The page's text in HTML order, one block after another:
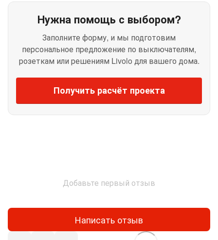
Нужна помощь с выбором?
Заполните форму, и мы подготовим
персональное предложение по выключателям,
розеткам или решениям Livolo для вашего дома.
Получить расчёт проекта
Добавьте первый отзыв
Написать отзыв